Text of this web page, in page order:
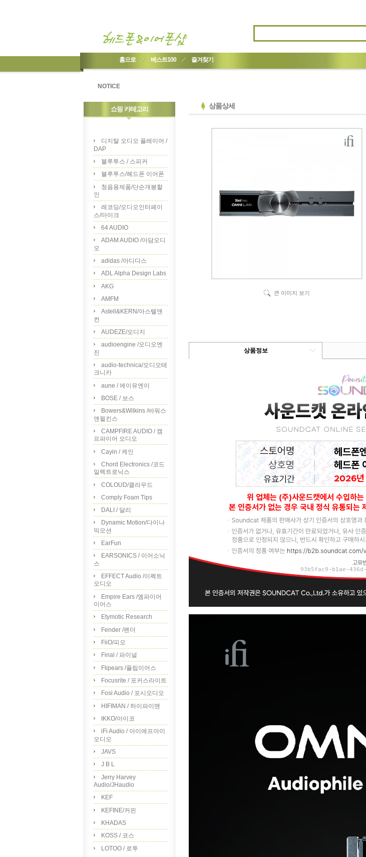
홈으로 베스트100 즐겨찾기
NOTICE
쇼핑 카테고리
디지탈 오디오 플레이어 /
DAP
블루투스 / 스피커
블루투스/헤드폰 이어폰
청음용제품/단순개봉할
인
레코딩/오디오인터페이
스/마이크
64 AUDIO
ADAM AUDIO /아담오디
오
adidas /아디다스
ADL Alpha Design Labs
AKG
AMFM
Astell&KERN/아스텔앤
컨
AUDEZE/오디지
audioengine /오디오엔
진
audio-technica/오디오테
크니카
aune / 에이유엔이
BOSE / 보스
Bowers&Wilkins /바워스
앤윌킨스
CAMPFIRE AUDIO / 캠
프파이어 오디오
Cayin / 케인
Chord Electronics /코드
일렉트로닉스
COLOUD/클라우드
Comply Foam Tips
DALI / 달리
Dynamic Motion/다이나
믹모션
EarFun
EARSONICS / 이어소닉
스
EFFECT Audio /이펙트
오디오
Empire Ears /엠파이어
이어스
Etymotic Research
Fender /펜더
FiiO/피오
Final / 파이널
Flipears /플립이어스
Focusrite / 포커스라이트
Fosi Audio / 포시오디오
HIFIMAN / 하이파이맨
IKKO/아이코
iFi Audio / 아이에프아이
오디오
JAVS
J B L
Jerry Harvey
Audio/JHaudio
KEF
KEFINE/커핀
KHADAS
KOSS / 코스
LOTOO / 로투
상품상세
큰 이미지 보기
상품정보